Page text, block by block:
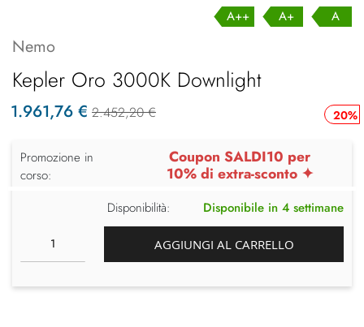
A++ A+ A
Nemo
Kepler Oro 3000K Downlight
20%
1.961,76 € 2.452,20 €
Promozione in
corso:
Coupon SALDI10 per
10% di extra-sconto ✦
Disponibilità: Disponibile in 4 settimane
AGGIUNGI AL CARRELLO